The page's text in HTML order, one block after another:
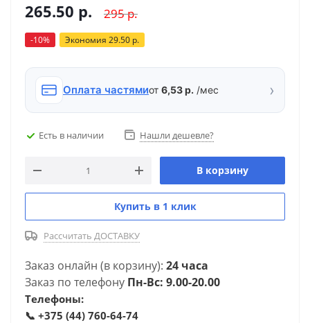
265.50 р. 295р.
-10% Экономия 29.50 р.
Оплата частямиот 6,53 р. /мес ›
Есть в наличии Нашли дешевле?
В корзину
Купить в 1 клик
Рассчитать ДОСТАВКУ
Заказ онлайн (в корзину): 24 часа
Заказ по телефону Пн-Вс: 9.00-20.00
Телефоны:
📞 +375 (44) 760-64-74